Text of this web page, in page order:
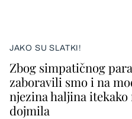
JAKO SU SLATKI!
Zbog simpatičnog
zaboravili smo i na
njezina haljina itekako
dojmila